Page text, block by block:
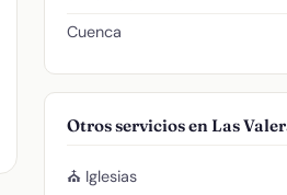
Cuenca
Otros servicios en Las
⛪ Iglesias